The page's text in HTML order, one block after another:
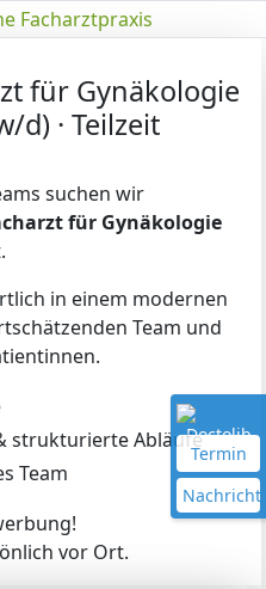
Termin
Nachricht
für Gynäkologie
d) · Teilzeit
suchen wir
für Gynäkologie
in einem modernen
Team und
strukturierte Abläufe
Team
vor Ort.